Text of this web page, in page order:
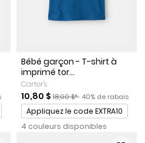
le fabricant
rabais
Bébé garçon - T-shirt à
imprimé tor...
Carter's
Prix de solde
10,80 $Prix ​​de détail suggéré par
18,00 $* Pourcentage de
40% de rabais
Promotions
Appliquez le code EXTRA10
4 couleurs disponibles